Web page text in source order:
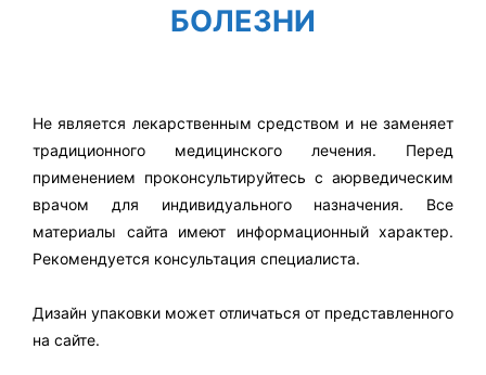
БОЛЕЗНИ
Не является лекарственным средством и не заменяет
традиционного медицинского лечения. Перед
применением проконсультируйтесь с аюрведическим
врачом для индивидуального назначения. Все
материалы сайта имеют информационный характер.
Рекомендуется консультация специалиста.
Дизайн упаковки может отличаться от представленного
на сайте.